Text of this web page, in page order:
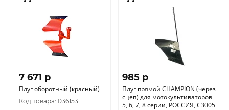
7 671 p
Плуг оборотный (красный)
Код товара: 036153
985 p
Плуг прямой CHAMPION (через
сцеп) для мотокультиваторов
5, 6, 7, 8 серии, РОССИЯ, C3005